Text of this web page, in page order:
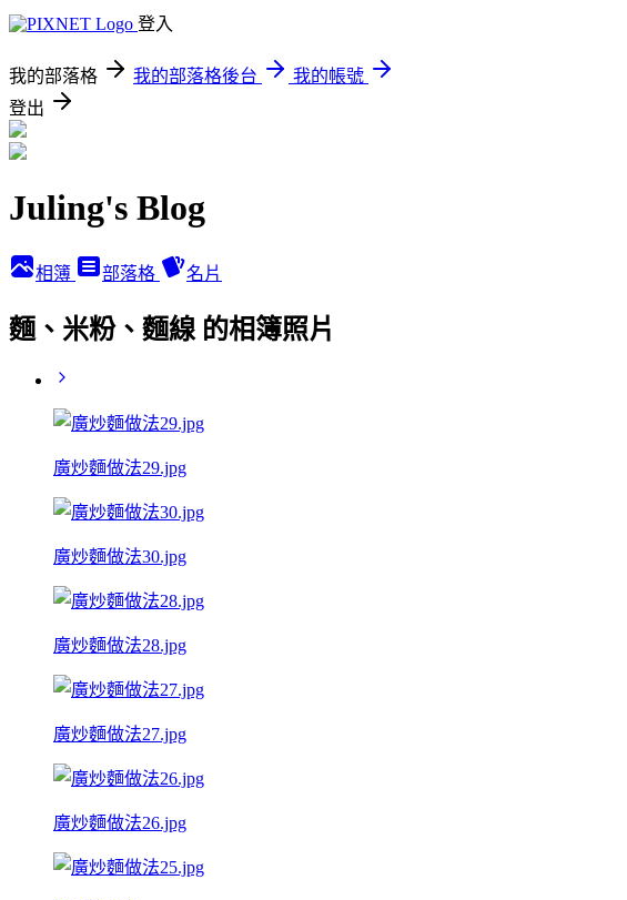
登入
我的部落格 我的部落格後台
我的帳號
登出
Juling's Blog
相簿 部落格 名片
麵、米粉、麵線 的相簿照片
廣炒麵做法29.jpg
廣炒麵做法30.jpg
廣炒麵做法28.jpg
廣炒麵做法27.jpg
廣炒麵做法26.jpg